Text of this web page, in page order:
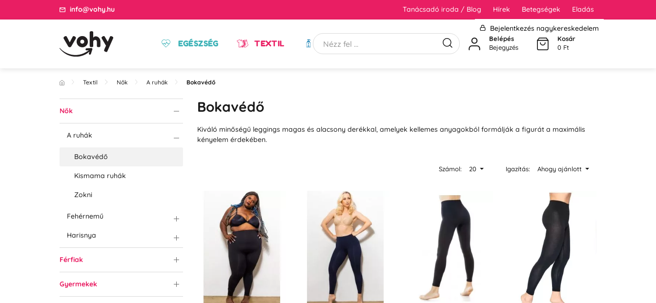
info@vohy.hu Tanácsadó iroda / Blog Hírek Betegségek Eladás
Bejelentkezés nagykereskedelem
EGÉSZSÉG TEXTIL HIGIÉNIA
Belépés
Bejegyzés
Kosár
0 Ft
Textil Nők A ruhák Bokavédő
Bokavédő
Kiváló minőségű leggings magas és alacsony derékkal, amelyek kellemes anyagokból formálják a figurát a maximális
kényelem érdekében.
Számol: 20 Igazítás: Ahogy ajánlott
Nők
A ruhák
Bokavédő
Kismama ruhák
Zokni
Fehérnemű
Harisnya
Férfiak
Gyermekek